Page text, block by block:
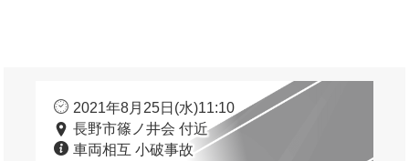
2021年8月25日(水)11:10
長野市篠ノ井会 付近
車両相互 小破事故